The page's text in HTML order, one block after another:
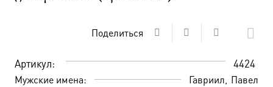
Поделиться
Артикул: 4424
Мужские имена: Гавриил Павел